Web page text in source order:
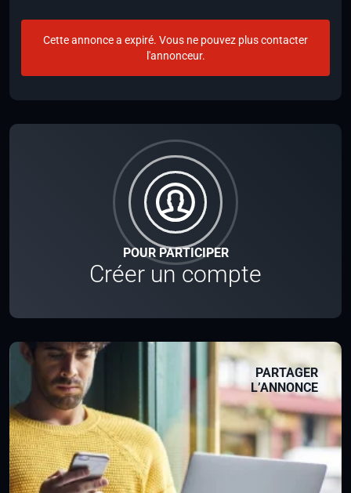
POUR PARTICIPER
Créer un compte
PARTAGER
L’ANNONCE
Cette annonce a expiré. Vous ne pouvez plus contacter
l'annonceur.